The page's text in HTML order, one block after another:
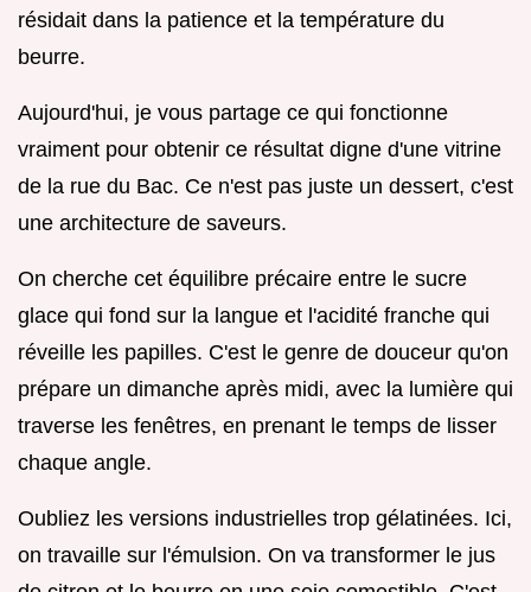
résidait dans la patience et la température du
beurre.
Aujourd'hui, je vous partage ce qui fonctionne
vraiment pour obtenir ce résultat digne d'une vitrine
de la rue du Bac. Ce n'est pas juste un dessert, c'est
une architecture de saveurs.
On cherche cet équilibre précaire entre le sucre
glace qui fond sur la langue et l'acidité franche qui
réveille les papilles. C'est le genre de douceur qu'on
prépare un dimanche après midi, avec la lumière qui
traverse les fenêtres, en prenant le temps de lisser
chaque angle.
Oubliez les versions industrielles trop gélatinées. Ici,
on travaille sur l'émulsion. On va transformer le jus